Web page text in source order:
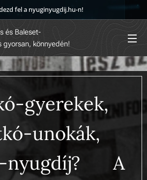
fel a nyuginyugdij.hu-n! 🚀
és Baleset-
gyorsan, könnyedén!
gyerekek,
unokák,
nyugdíj? 😲 A